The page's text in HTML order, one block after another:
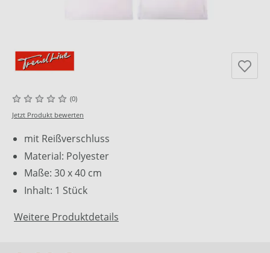
(0)
Jetzt Produkt bewerten
mit Reißverschluss
Material: Polyester
Maße: 30 x 40 cm
Inhalt: 1 Stück
Weitere Produktdetails